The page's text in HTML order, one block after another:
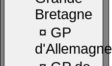
Bretagne
¤ GP
d'Allemagne